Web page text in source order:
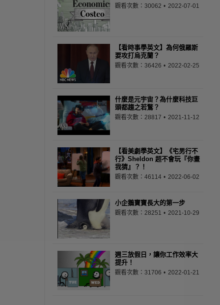
觀看次數：30062 2022-07-01
【看時事學英文】為何俄羅斯
要攻打烏克蘭？
觀看次數：36426 2022-02-25
什麼是元宇宙？為什麼科技巨
頭都趨之若鶩？
觀看次數：28817 2021-11-12
【看美劇學英文】《宅男行不
行》Sheldon 超不會玩『你畫
我猜』？！
觀看次數：46114 2022-06-02
小企鵝寶寶長大的第一步
觀看次數：28251 2021-10-29
週三放假日，讓你工作效率大
提升！
觀看次數：31706 2022-01-21